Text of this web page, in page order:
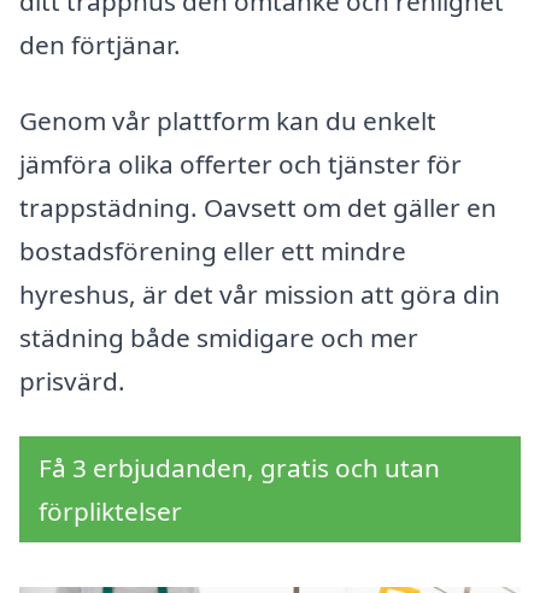
den förtjänar.
Genom vår plattform kan du enkelt
jämföra olika offerter och tjänster för
trappstädning. Oavsett om det gäller en
bostadsförening eller ett mindre
hyreshus, är det vår mission att göra din
städning både smidigare och mer
prisvärd.
Få 3 erbjudanden, gratis och utan
förpliktelser